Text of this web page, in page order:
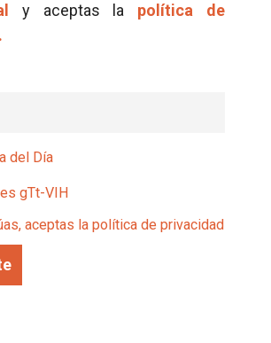
y aceptas la política de
del Día
gTt-VIH
aceptas la política de privacidad